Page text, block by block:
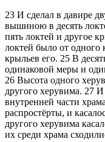
23 И сделал в давире
вышиною в десять
пять локтей и другое
локтей было от одного
крыльев его. 25 В
одинаковой меры и
26 Высота одного
другого херувима. 27 И
внутренней части
распростёрты, и
другого херувима
их среди храма